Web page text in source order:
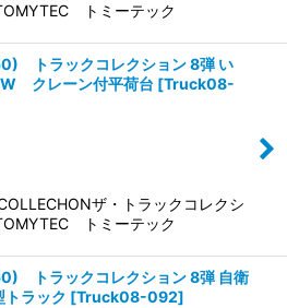
トミーテック
トラックコレクション 8弾 い
クレーン付平荷台 [Truck08-
ザ・トラックコレクシ
トミーテック
トラックコレクション 8弾 自衛
ラック [Truck08-092]